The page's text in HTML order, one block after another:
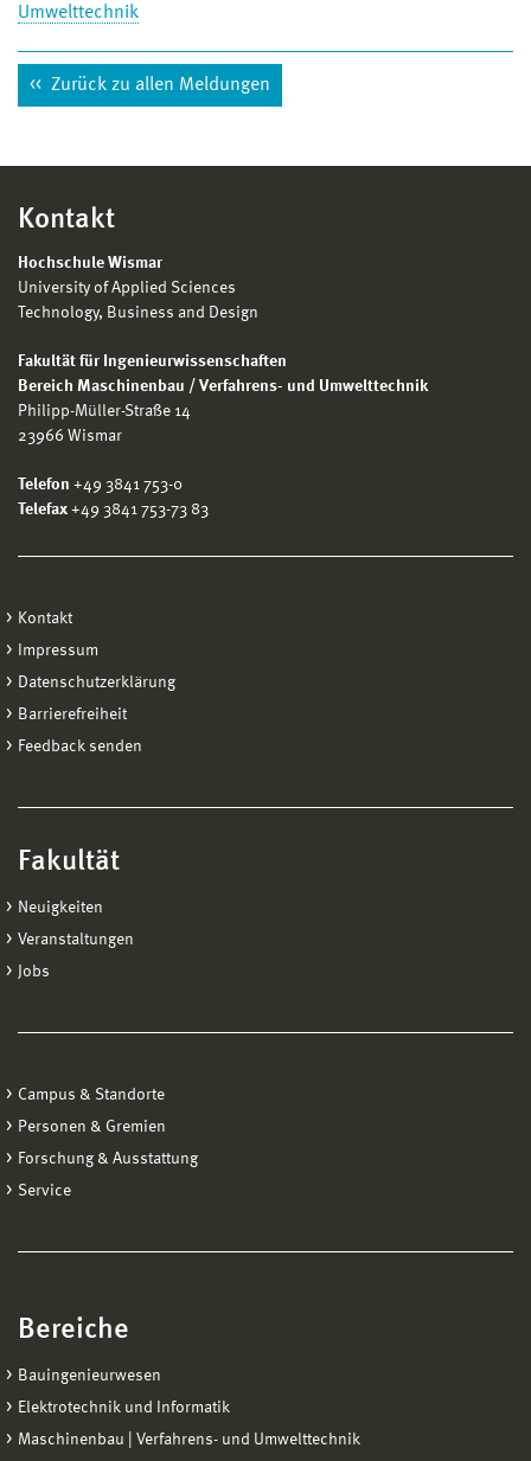
Umwelttechnik
Zurück zu allen Meldungen
Kontakt
Hochschule Wismar
University of Applied Sciences
Technology, Business and Design
Fakultät für Ingenieurwissenschaften
Bereich Maschinenbau / Verfahrens- und Umwelttechnik
Philipp-Müller-Straße 14
23966 Wismar
Telefon +49 3841 753-0
Telefax +49 3841 753-73 83
Kontakt
Impressum
Datenschutzerklärung
Barrierefreiheit
Feedback senden
Fakultät
Neuigkeiten
Veranstaltungen
Jobs
Campus & Standorte
Personen & Gremien
Forschung & Ausstattung
Service
Bereiche
Bauingenieurwesen
Elektrotechnik und Informatik
Maschinenbau | Verfahrens- und Umwelttechnik